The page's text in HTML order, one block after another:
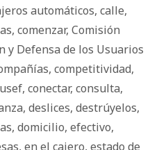
automáticos, calle,
, comenzar, Comisión
y Defensa de los Usuarios
, competitividad,
, conectar, consulta,
, deslices, destrúyelos,
, domicilio, efectivo,
, en el cajero, estado de